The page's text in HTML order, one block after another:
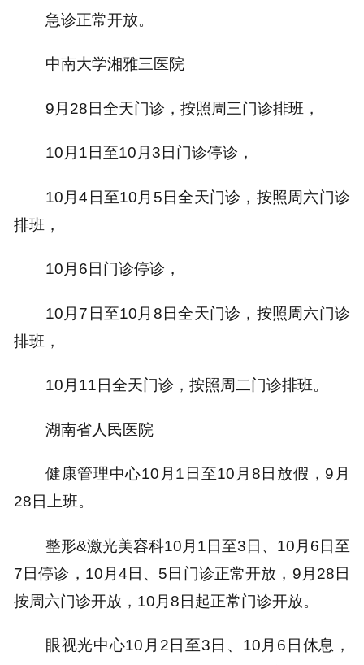
急诊正常开放。
中南大学湘雅三医院
9月28日全天门诊，按照周三门诊排班，
10月1日至10月3日门诊停诊，
10月4日至10月5日全天门诊，按照周六门诊
排班，
10月6日门诊停诊，
10月7日至10月8日全天门诊，按照周六门诊
排班，
10月11日全天门诊，按照周二门诊排班。
湖南省人民医院
健康管理中心10月1日至10月8日放假，9月
28日上班。
整形&激光美容科10月1日至3日、10月6日至
7日停诊，10月4日、5日门诊正常开放，9月28日
按周六门诊开放，10月8日起正常门诊开放。
眼视光中心10月2日至3日、10月6日休息，